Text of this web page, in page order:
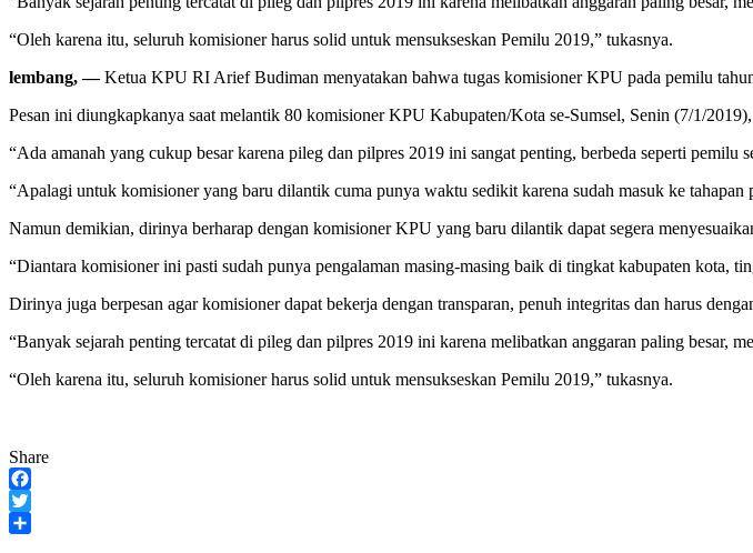
“Oleh karena itu, seluruh komisioner harus solid untuk mensukseskan Pemilu 2019,” tukasnya.
lembang, —Ketua KPU RI Arief Budiman menyatakan bahwa tugas komisioner KPU pada pemilu
Pesan ini diungkapkanya saat melantik 80 komisioner KPU Kabupaten/Kota se-Sumsel, Senin (7/1/
“Ada amanah yang cukup besar karena pileg dan pilpres 2019 ini sangat penting, berbeda seperti
“Apalagi untuk komisioner yang baru dilantik cuma punya waktu sedikit karena sudah masuk ke tahapan
Namun demikian, dirinya berharap dengan komisioner KPU yang baru dilantik dapat segera
“Diantara komisioner ini pasti sudah punya pengalaman masing-masing baik di tingkat kabupaten kota,
Dirinya juga berpesan agar komisioner dapat bekerja dengan transparan, penuh integritas dan harus
“Banyak sejarah penting tercatat di pileg dan pilpres 2019 ini karena melibatkan anggaran paling besar,
“Oleh karena itu, seluruh komisioner harus solid untuk mensukseskan Pemilu 2019,” tukasnya.
Share
Facebook
Twitter